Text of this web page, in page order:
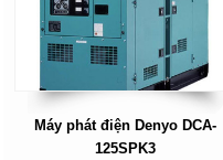
Máy phát điện Denyo DCA-
125SPK3